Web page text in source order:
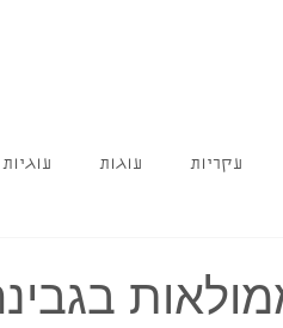
עקריות עוגות עוגיות